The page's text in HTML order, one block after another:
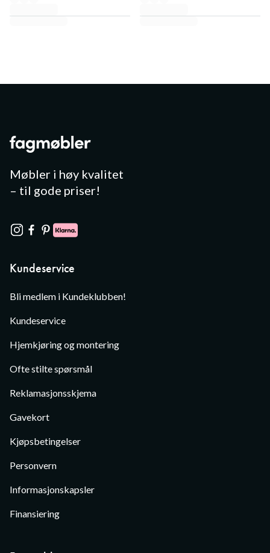
Møbler i høy kvalitet
– til gode priser!
Kundeservice
Bli medlem i Kundeklubben!
Kundeservice
Hjemkjøring og montering
Ofte stilte spørsmål
Reklamasjonsskjema
Gavekort
Kjøpsbetingelser
Personvern
Informasjonskapsler
Finansiering